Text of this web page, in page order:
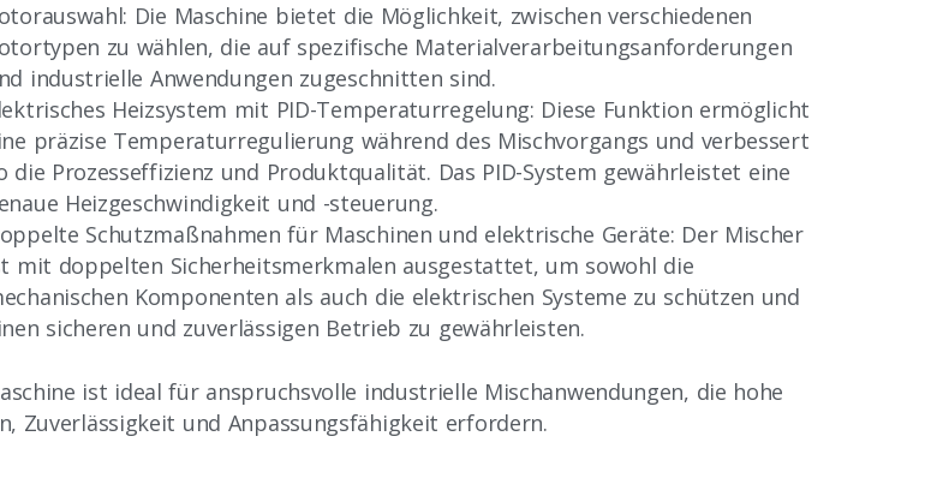
Die Maschine bietet die Möglichkeit, zwischen verschiedenen
zu wählen, die auf spezifische Materialverarbeitungsanforderungen
industrielle Anwendungen zugeschnitten sind.
Heizsystem mit PID-Temperaturregelung: Diese Funktion ermöglicht
präzise Temperaturregulierung während des Mischvorgangs und verbessert
die Prozesseffizienz und Produktqualität. Das PID-System gewährleistet eine
Heizgeschwindigkeit und -steuerung.
Schutzmaßnahmen für Maschinen und elektrische Geräte: Der Mischer
mit doppelten Sicherheitsmerkmalen ausgestattet, um sowohl die
Komponenten als auch die elektrischen Systeme zu schützen und
sicheren und zuverlässigen Betrieb zu gewährleisten.
ist ideal für anspruchsvolle industrielle Mischanwendungen, die hohe
Zuverlässigkeit und Anpassungsfähigkeit erfordern.